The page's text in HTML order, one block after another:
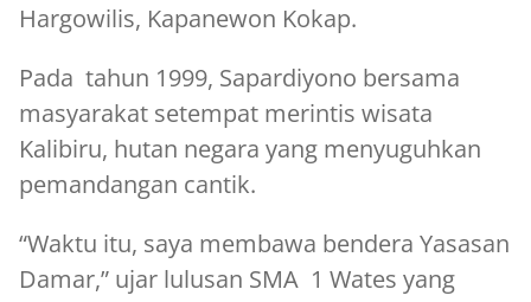
Hargowilis, Kapanewon Kokap.
Pada tahun 1999, Sapardiyono bersama
masyarakat setempat merintis wisata
Kalibiru, hutan negara yang menyuguhkan
pemandangan cantik.
“Waktu itu, saya membawa bendera Yasasan
Damar,” ujar lulusan SMA 1 Wates yang